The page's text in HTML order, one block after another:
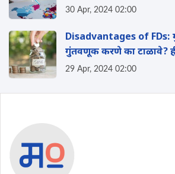
चर्चा, पहा संपूर्ण माहिती
30 Apr, 2024 02:00
Disadvantages of FDs:
गुंतवणूक करणे का टाळावे?
29 Apr, 2024 02:00